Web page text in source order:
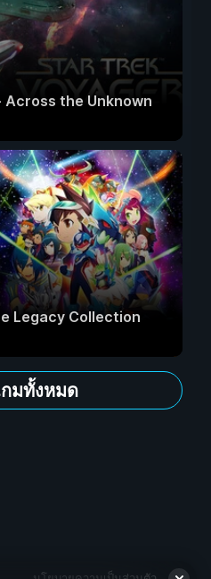
the Unknown
Legacy Collection
กมทั้งหมด